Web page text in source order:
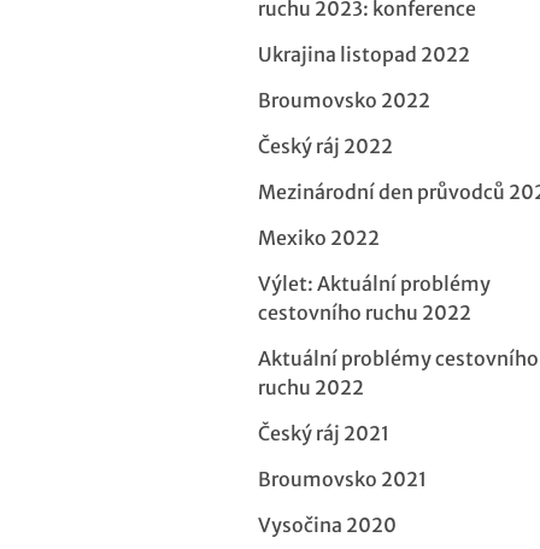
ruchu 2023: konference
Ukrajina listopad 2022
Broumovsko 2022
Český ráj 2022
Mezinárodní den průvodců
Mexiko 2022
Výlet: Aktuální problémy
cestovního ruchu 2022
Aktuální problémy cestovního
ruchu 2022
Český ráj 2021
Broumovsko 2021
Vysočina 2020